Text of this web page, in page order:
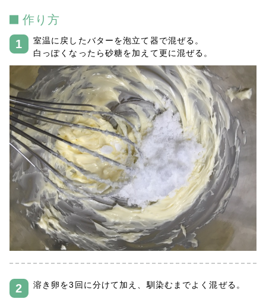
作り方
室温に戻したバターを泡立て器で混ぜる。
白っぽくなったら砂糖を加えて更に混ぜる。
溶き卵を3回に分けて加え、馴染むまでよく混ぜる。